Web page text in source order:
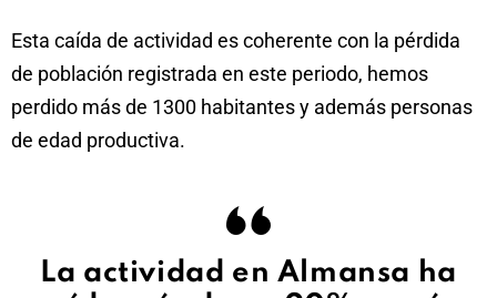
Esta caída de actividad es coherente con la pérdida
de población registrada en este periodo, hemos
perdido más de 1300 habitantes y además personas
de edad productiva.
La actividad en Almansa ha